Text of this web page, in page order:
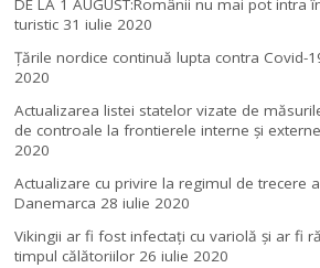
DE LA 1 AUGUST:Românii nu mai pot intra
turistic 31 iulie 2020
Țările nordice continuă lupta contra Covid-
2020
Actualizarea listei statelor vizate de
de controale la frontierele interne și
2020
Actualizare cu privire la regimul de trecere
Danemarca 28 iulie 2020
Vikingii ar fi fost infectaţi cu variolă şi ar fi
timpul călătoriilor 26 iulie 2020